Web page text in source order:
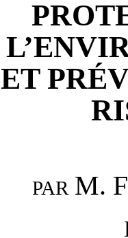
ET
PAR M.